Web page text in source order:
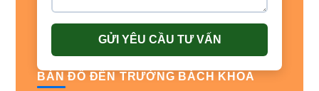
GỬI YÊU CẦU TƯ VẤN
BẢN ĐỒ ĐẾN TRƯỜNG BÁCH KHOA